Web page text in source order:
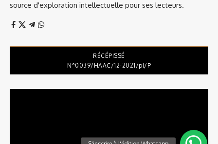
source d'exploration intellectuelle pour ses lecteurs.
RÉCÉPISSÉ
N°0039/HAAC/12-2021/pl/P